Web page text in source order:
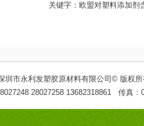
关键字：欧盟对塑料添加剂
圳市永利发塑胶原材料有限公司 © 版权
28027258 13682318861 传真